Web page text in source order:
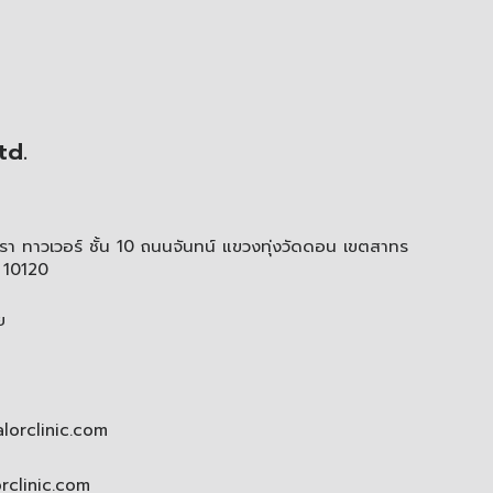
า ทาวเวอร์ ชั้น 10 ถนนจันทน์ แขวงทุ่งวัดดอน เขตสาทร